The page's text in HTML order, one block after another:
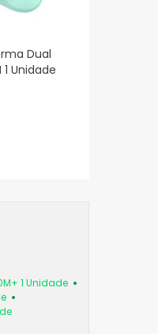
Dual
Unidade
1 Unidade